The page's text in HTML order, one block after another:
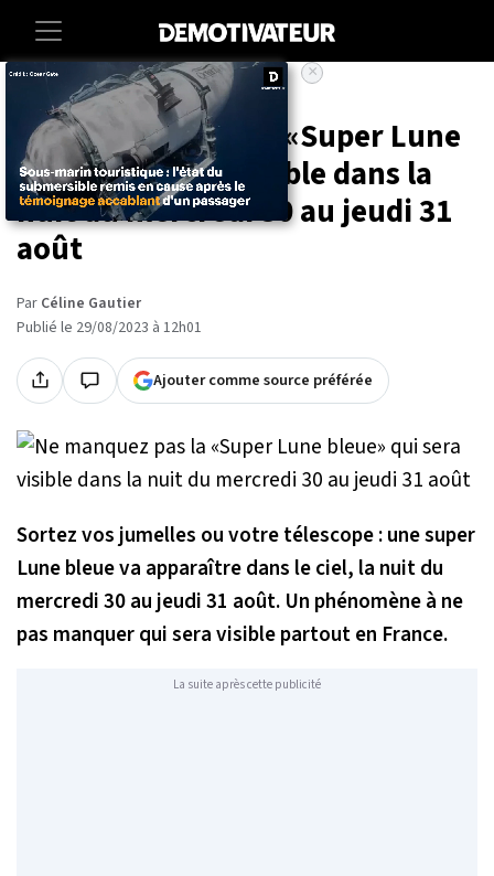
Societe Sciences
Ne manquez pas la «Super Lune
bleue» qui sera visible dans la
nuit du mercredi 30 au jeudi 31
août
Par Céline Gautier
Publié le 29/08/2023 à 12h01
Ajouter comme source préférée
Sortez vos jumelles ou votre télescope : une super
Lune bleue va apparaître dans le ciel, la nuit du
mercredi 30 au jeudi 31 août. Un phénomène à ne
pas manquer qui sera visible partout en France.
La suite après cette publicité
×